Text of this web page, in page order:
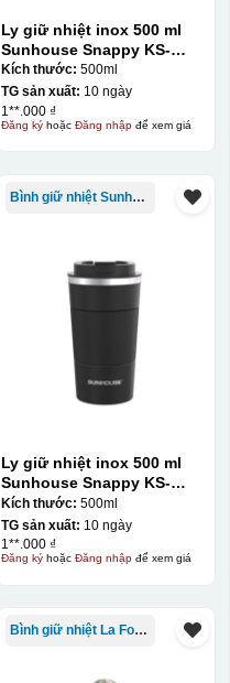
Ly giữ nhiệt inox 500 ml
Sunhouse Snappy KS-
TU500S
Kích thước: 500ml
TG sản xuất: 10 ngày
1**.000 ₫
Đăng kýhoặc Đăng nhậpđể xem giá
Bình giữ nhiệt Sunhouse
Ly giữ nhiệt inox 500 ml
Sunhouse Snappy KS-
TU500S
Kích thước: 500ml
TG sản xuất: 10 ngày
1**.000 ₫
Đăng kýhoặc Đăng nhậpđể xem giá
Bình giữ nhiệt La Fonte